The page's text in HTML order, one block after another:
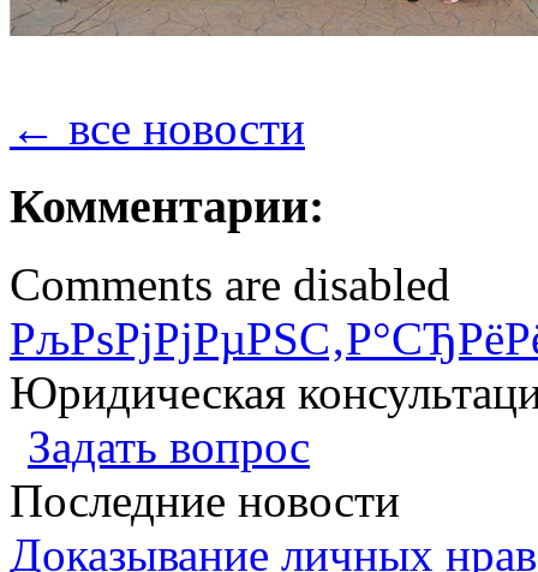
← все новости
Комментарии:
Comments are disabled
Юридическая
Задать вопрос
Последние новости
Доказывание личных